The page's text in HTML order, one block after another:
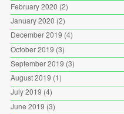
February 2020 (2)
January 2020 (2)
December 2019 (4)
October 2019 (3)
September 2019 (3)
August 2019 (1)
July 2019 (4)
June 2019 (3)